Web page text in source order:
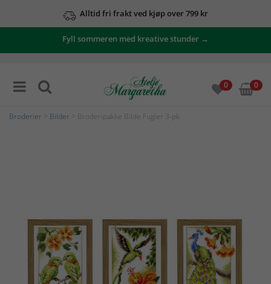
Alltid fri frakt ved kjøp over 799 kr
Fyll sommeren med kreative stunder →
0 0
Broderier Bilder > Broderipakke Bilde Fugler 3-pk